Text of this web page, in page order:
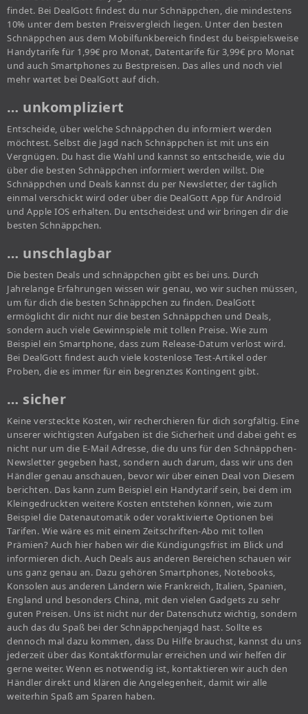
findet. Bei DealGott findest du nur Schnäppchen, die mindestens
10% unter dem besten Preisvergleich liegen. Unter den besten
Schnäppchen aus dem Mobilfunkbereich findest du beispielsweise
Handytarife für 1,99€ pro Monat, Datentarife für 3,99€ pro Monat
und auch Smartphones zu Bestpreisen. Das alles und noch viel
mehr wartet bei DealGott auf dich.
… unkompliziert
Entscheide, über welche Schnäppchen du informiert werden
möchtest. Selbst die Jagd nach Schnäppchen ist mit uns ein
Vergnügen. Du hast die Wahl und kannst so entscheide, wie du
über die besten Schnäppchen informiert werden willst. Die
Schnäppchen und Deals kannst du per Newsletter, der täglich
einmal verschickt wird oder über die DealGott App für Android
und Apple IOS erhalten. Du entscheidest und wir bringen dir die
besten Schnäppchen.
… unschlagbar
Die besten Deals und schnäppchen gibt es bei uns. Durch
Jahrelange Erfahrungen wissen wir genau, wo wir suchen müssen,
um für dich die besten Schnäppchen zu finden. DealGott
ermöglicht dir nicht nur die besten Schnäppchen und Deals,
sondern auch viele Gewinnspiele mit tollen Preise. Wie zum
Beispiel ein Smartphone, dass zum Release-Datum verlost wird.
Bei DealGott findest auch viele kostenlose Test-Artikel oder
Proben, die es immer für ein begrenztes Kontingent gibt.
… sicher
Keine versteckte Kosten, wir recherchieren für dich sorgfältig. Eine
unserer wichtigsten Aufgaben ist die Sicherheit und dabei geht es
nicht nur um die E-Mail Adresse, die du uns für den Schnäppchen-
Newsletter gegeben hast, sondern auch darum, dass wir uns den
Händler genau anschauen, bevor wir über einen Deal von Diesem
berichten. Das kann zum Beispiel ein Handytarif sein, bei dem im
Kleingedruckten weitere Kosten entstehen können, wie zum
Beispiel die Datenautomatik oder voraktivierte Optionen bei
Tarifen. Wie wäre es mit einem Zeitschriften-Abo mit tollen
Prämien? Auch hier haben wir die Kündigungsfrist im Blick und
informieren dich. Auch Deals aus anderen Bereichen schauen wir
uns ganz genau an. Dazu gehören Smartphones, Notebooks,
Konsolen aus anderen Ländern wie Frankreich, Italien, Spanien,
England und besonders China, mit den vielen Gadgets zu sehr
guten Preisen. Uns ist nicht nur der Datenschutz wichtig, sondern
auch das du Spaß bei der Schnäppchenjagd hast. Sollte es
dennoch mal dazu kommen, dass Du Hilfe brauchst, kannst du uns
jederzeit über das Kontaktformular erreichen und wir helfen dir
gerne weiter. Wenn es notwendig ist, kontaktieren wir auch den
Händler direkt und klären die Angelegenheit, damit wir alle
weiterhin Spaß am Sparen haben.